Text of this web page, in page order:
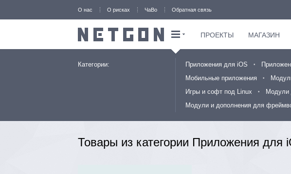
О нас О рисках ЧаВо Обратная связь
ПРОЕКТЫ МАГАЗИН
Категории: Приложения для iOS
Мобильные приложения
Игры и софт под Linux
Модули
Модули и дополнения для
Товары из категории Приложения для